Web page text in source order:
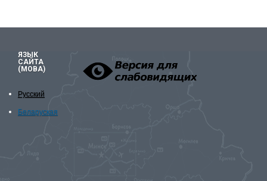
ЯЗЫК
САЙТА
(МОВА)
Русский
Беларуская